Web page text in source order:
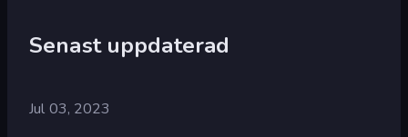
Senast uppdaterad
Jul 03, 2023